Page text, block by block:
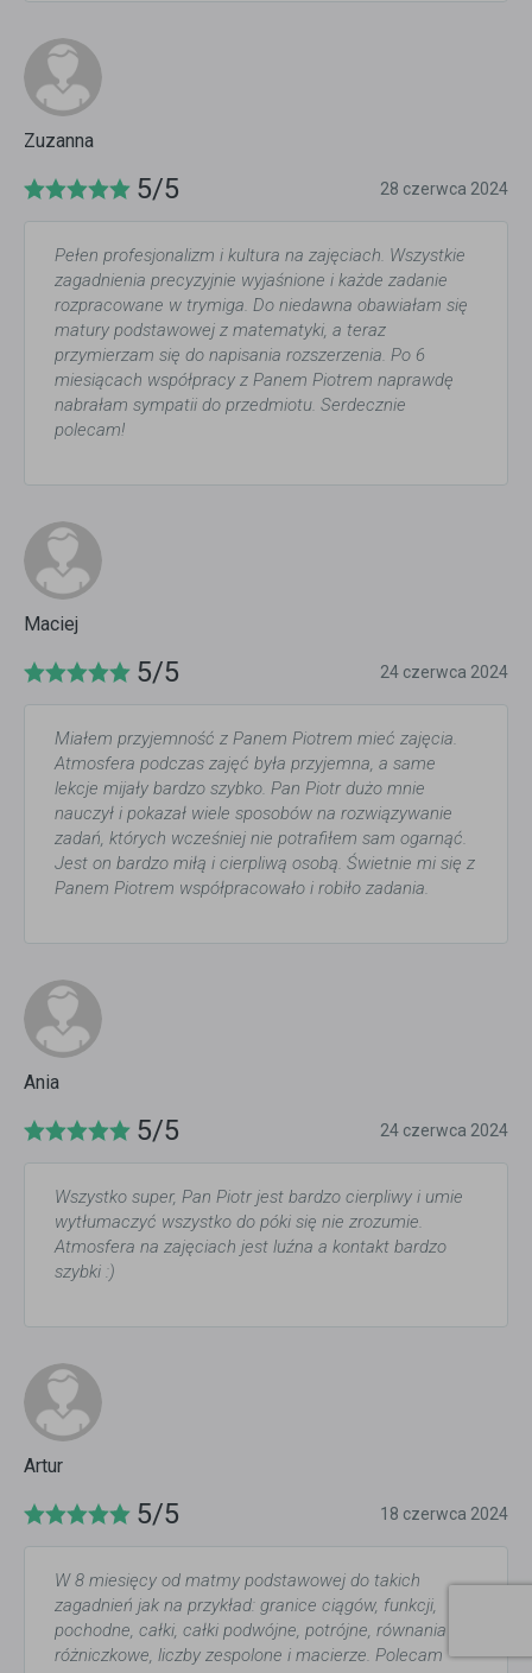
Zuzanna
5/5 28 czerwca 2024
Pełen profesjonalizm i kultura na zajęciach. Wszystkie
zagadnienia precyzyjnie wyjaśnione i każde zadanie
rozpracowane w trymiga. Do niedawna obawiałam się
matury podstawowej z matematyki, a teraz
przymierzam się do napisania rozszerzenia. Po 6
miesiącach współpracy z Panem Piotrem naprawdę
nabrałam sympatii do przedmiotu. Serdecznie
polecam!
Maciej
5/5 24 czerwca 2024
Miałem przyjemność z Panem Piotrem mieć zajęcia.
Atmosfera podczas zajęć była przyjemna, a same
lekcje mijały bardzo szybko. Pan Piotr dużo mnie
nauczył i pokazał wiele sposobów na rozwiązywanie
zadań, których wcześniej nie potrafiłem sam ogarnąć.
Jest on bardzo miłą i cierpliwą osobą. Świetnie mi się z
Panem Piotrem współpracowało i robiło zadania.
Ania
5/5 24 czerwca 2024
Wszystko super, Pan Piotr jest bardzo cierpliwy i umie
wytłumaczyć wszystko do póki się nie zrozumie.
Atmosfera na zajęciach jest luźna a kontakt bardzo
szybki :)
Artur
5/5 18 czerwca 2024
W 8 miesięcy od matmy podstawowej do takich
zagadnień jak na przykład: granice ciągów, funkcji,
pochodne, całki, całki podwójne, potrójne, równania
różniczkowe, liczby zespolone i macierze. Polecam